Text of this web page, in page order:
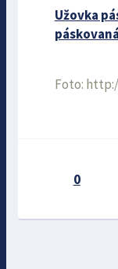
Užovka
páskovaná
Foto:
0